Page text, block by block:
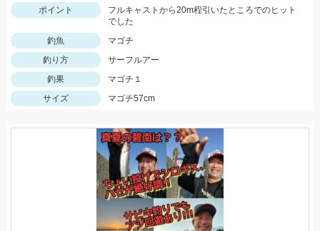
ポイント
フルキャストから20m程引いたところでのヒット
でした
釣魚
マゴチ
釣り方
サーフルアー
釣果
マゴチ１
サイズ
マゴチ57cm